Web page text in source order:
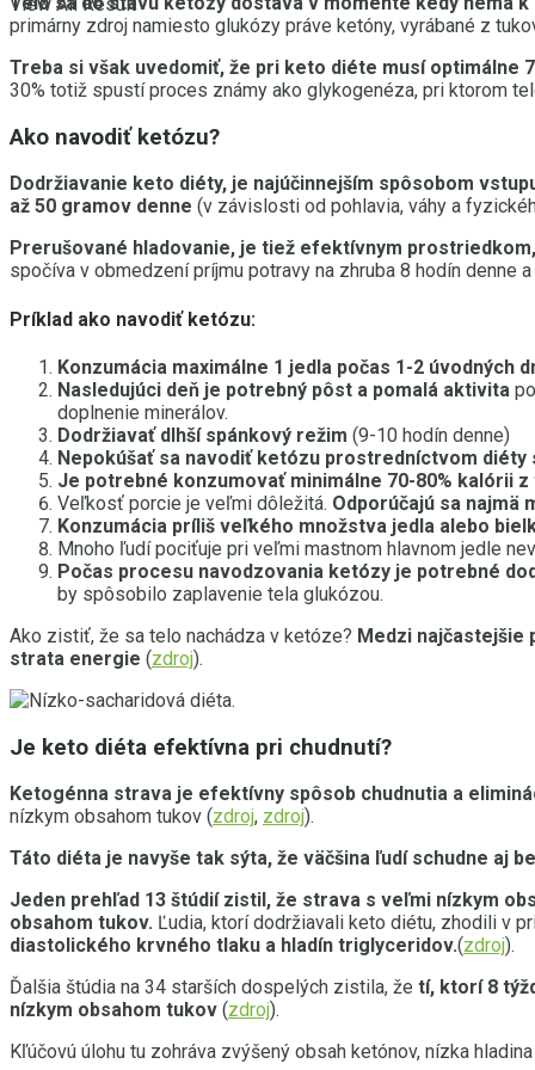
primárny zdroj namiesto glukózy práve ketóny, vyrábané z
Treba si však uvedomiť, že pri keto diéte musí optimálne
30% totiž spustí proces známy ako glykogenéza, pri ktorom
Ako navodiť ketózu?
Dodržiavanie keto diéty, je najúčinnejším spôsobom
až 50 gramov denne (v závislosti od pohlavia, váhy a
Prerušované hladovanie, je tiež efektívnym
spočíva v obmedzení príjmu potravy na zhruba 8 hodín denne
Príklad ako navodiť ketózu:
Konzumácia maximálne 1 jedla počas 1-2 úvodných
Nasledujúci deň je potrebný pôst a pomalá aktivita
doplnenie minerálov.
Dodržiavať dlhší spánkový režim (9-10 hodín denne)
Nepokúšať sa navodiť ketózu prostredníctvom
Je potrebné konzumovať minimálne 70-80% kalórii z
Veľkosť porcie je veľmi dôležitá. Odporúčajú sa najmä
Konzumácia príliš veľkého množstva jedla alebo
Mnoho ľudí pociťuje pri veľmi mastnom hlavnom jedle
Počas procesu navodzovania ketózy je potrebné
by spôsobilo zaplavenie tela glukózou.
Ako zistiť, že sa telo nachádza v ketóze? Medzi najčastejšie
strata energie (zdroj).
Je keto diéta efektívna pri chudnutí?
Ketogénna strava je efektívny spôsob chudnutia a
nízkym obsahom tukov (zdroj, zdroj).
Táto diéta je navyše tak sýta, že väčšina ľudí schudne aj
Jeden prehľad 13 štúdií zistil, že strava s veľmi nízkym
obsahom tukov. Ľudia, ktorí dodržiavali keto diétu, zhodili v
diastolického krvného tlaku a hladín triglyceridov.(zdroj).
Ďalšia štúdia na 34 starších dospelých zistila, že tí, ktorí 8
nízkym obsahom tukov (zdroj).
Kľúčovú úlohu tu zohráva zvýšený obsah ketónov, nízka